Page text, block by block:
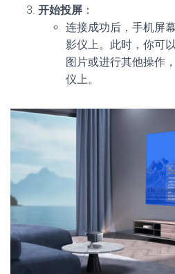
开始投屏 ：
连接成功后，手机屏
影仪上。此时，你可
图片或进行其他操作
仪上。